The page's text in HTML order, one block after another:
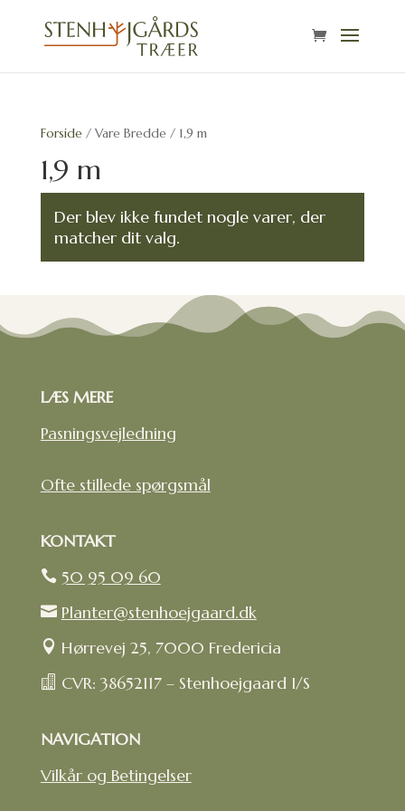
Forside/ Vare Bredde / 1,9 m
1,9 m
Der blev ikke fundet nogle varer, der
matcher dit valg.
LÆS MERE
Pasningsvejledning
Ofte stillede spørgsmål
KONTAKT
 50 95 09 60
 Planter@stenhoejgaard.dk
 Hørrevej 25, 7000 Fredericia
 CVR: 38652117 – Stenhoejgaard I/S
NAVIGATION
Vilkår og Betingelser